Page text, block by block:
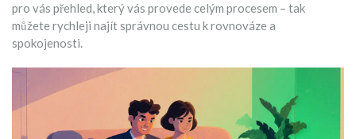
pro vás přehled, který vás provede celým procesem – tak
můžete rychleji najít správnou cestu k rovnováze a
spokojenosti.